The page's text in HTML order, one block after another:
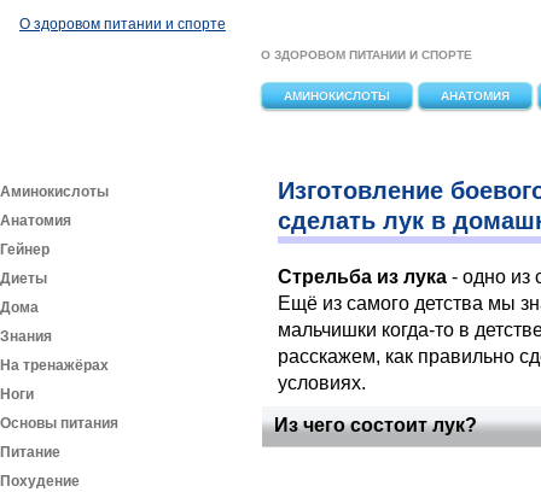
О здоровом питании и спорте
О ЗДОРОВОМ ПИТАНИИ И СПОРТЕ
АМИНОКИСЛОТЫ АНАТОМИЯ
Аминокислоты
Анатомия
Гейнер
Диеты
Дома
Знания
На тренажёрах
Ноги
Основы питания
Питание
Похудение
Изготовление
сделать лук в
Стрельба из лука - одно из
Ещё из самого детства мы
мальчишки когда-то в
расскажем, как правильно
условиях.
Из чего состоит лук?